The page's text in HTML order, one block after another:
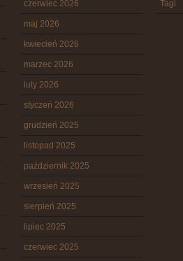
czerwiec 2026
maj 2026
kwiecień 2026
marzec 2026
luty 2026
styczeń 2026
grudzień 2025
listopad 2025
październik 2025
wrzesień 2025
sierpień 2025
lipiec 2025
czerwiec 2025
Tagi